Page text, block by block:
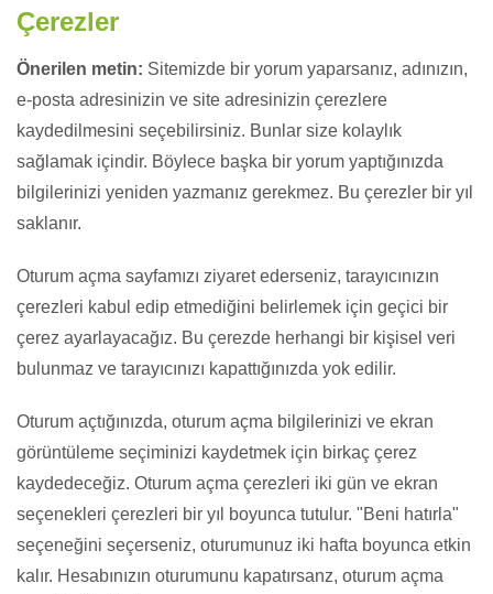
Çerezler
Önerilen metin: Sitemizde bir yorum yaparsanız, adınızın,
e-posta adresinizin ve site adresinizin çerezlere
kaydedilmesini seçebilirsiniz. Bunlar size kolaylık
sağlamak içindir. Böylece başka bir yorum yaptığınızda
bilgilerinizi yeniden yazmanız gerekmez. Bu çerezler bir yıl
saklanır.
Oturum açma sayfamızı ziyaret ederseniz, tarayıcınızın
çerezleri kabul edip etmediğini belirlemek için geçici bir
çerez ayarlayacağız. Bu çerezde herhangi bir kişisel veri
bulunmaz ve tarayıcınızı kapattığınızda yok edilir.
Oturum açtığınızda, oturum açma bilgilerinizi ve ekran
görüntüleme seçiminizi kaydetmek için birkaç çerez
kaydedeceğiz. Oturum açma çerezleri iki gün ve ekran
seçenekleri çerezleri bir yıl boyunca tutulur. "Beni hatırla"
seçeneğini seçerseniz, oturumunuz iki hafta boyunca etkin
kalır. Hesabınızın oturumunu kapatırsanz, oturum açma